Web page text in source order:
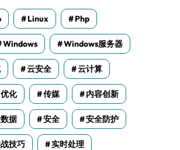
Linux Php
Windows Windows服务器
云安全 云计算
优化 传媒 内容创新
据 安全 安全防护
技巧 实时处理